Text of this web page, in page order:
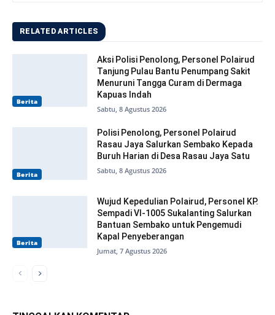
RELATED ARTICLES
Berita
Aksi Polisi Penolong, Personel Polairud
Tanjung Pulau Bantu Penumpang Sakit
Menuruni Tangga Curam di Dermaga
Kapuas Indah
Sabtu, 8 Agustus 2026
Berita
Polisi Penolong, Personel Polairud
Rasau Jaya Salurkan Sembako Kepada
Buruh Harian di Desa Rasau Jaya Satu
Sabtu, 8 Agustus 2026
Berita
Wujud Kepedulian Polairud, Personel KP.
Sempadi VI-1005 Sukalanting Salurkan
Bantuan Sembako untuk Pengemudi
Kapal Penyeberangan
Jumat, 7 Agustus 2026